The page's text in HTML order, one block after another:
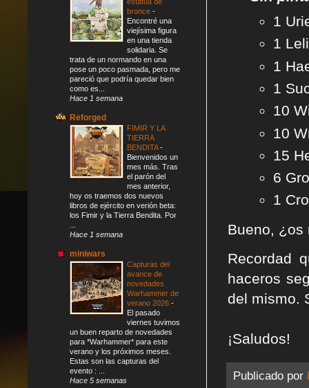
1
1
1
1
10
10
15
6
1
Bueno, ¿os
Recordad
haceros
del mismo.
¡Saludos!
Publicado por
bronce -
Encontré una
viejísima figura
en una tienda
solidaria. Se
trata de un normando en una
pose un poco pasmada, pero me
pareció que podría quedar bien
como es...
Hace 1 semana
Reforged
FIMIR Y LA
TIERRA
BENDITA-
Bienvenidos un
mes más. Tras
el parón del
mes anterior,
hoy os traemos dos nuevos
libros de ejército en verión beta:
los Fimir y la Tierra Bendita. Por
Hace 1 semana
miniwars
Capturas del
avance de
novedades
Warhammer de
verano 2026 -
El pasado
viernes tuvimos
un buen reparto de novedades
para *Warhammer* para este
verano y los próximos meses.
Estas son las capturas del
evento : ...
Hace 5 semanas